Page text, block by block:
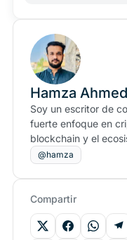
Hamza Ahmed
Soy un escritor de
fuerte enfoque en
blockchain y el
@hamza
Compartir